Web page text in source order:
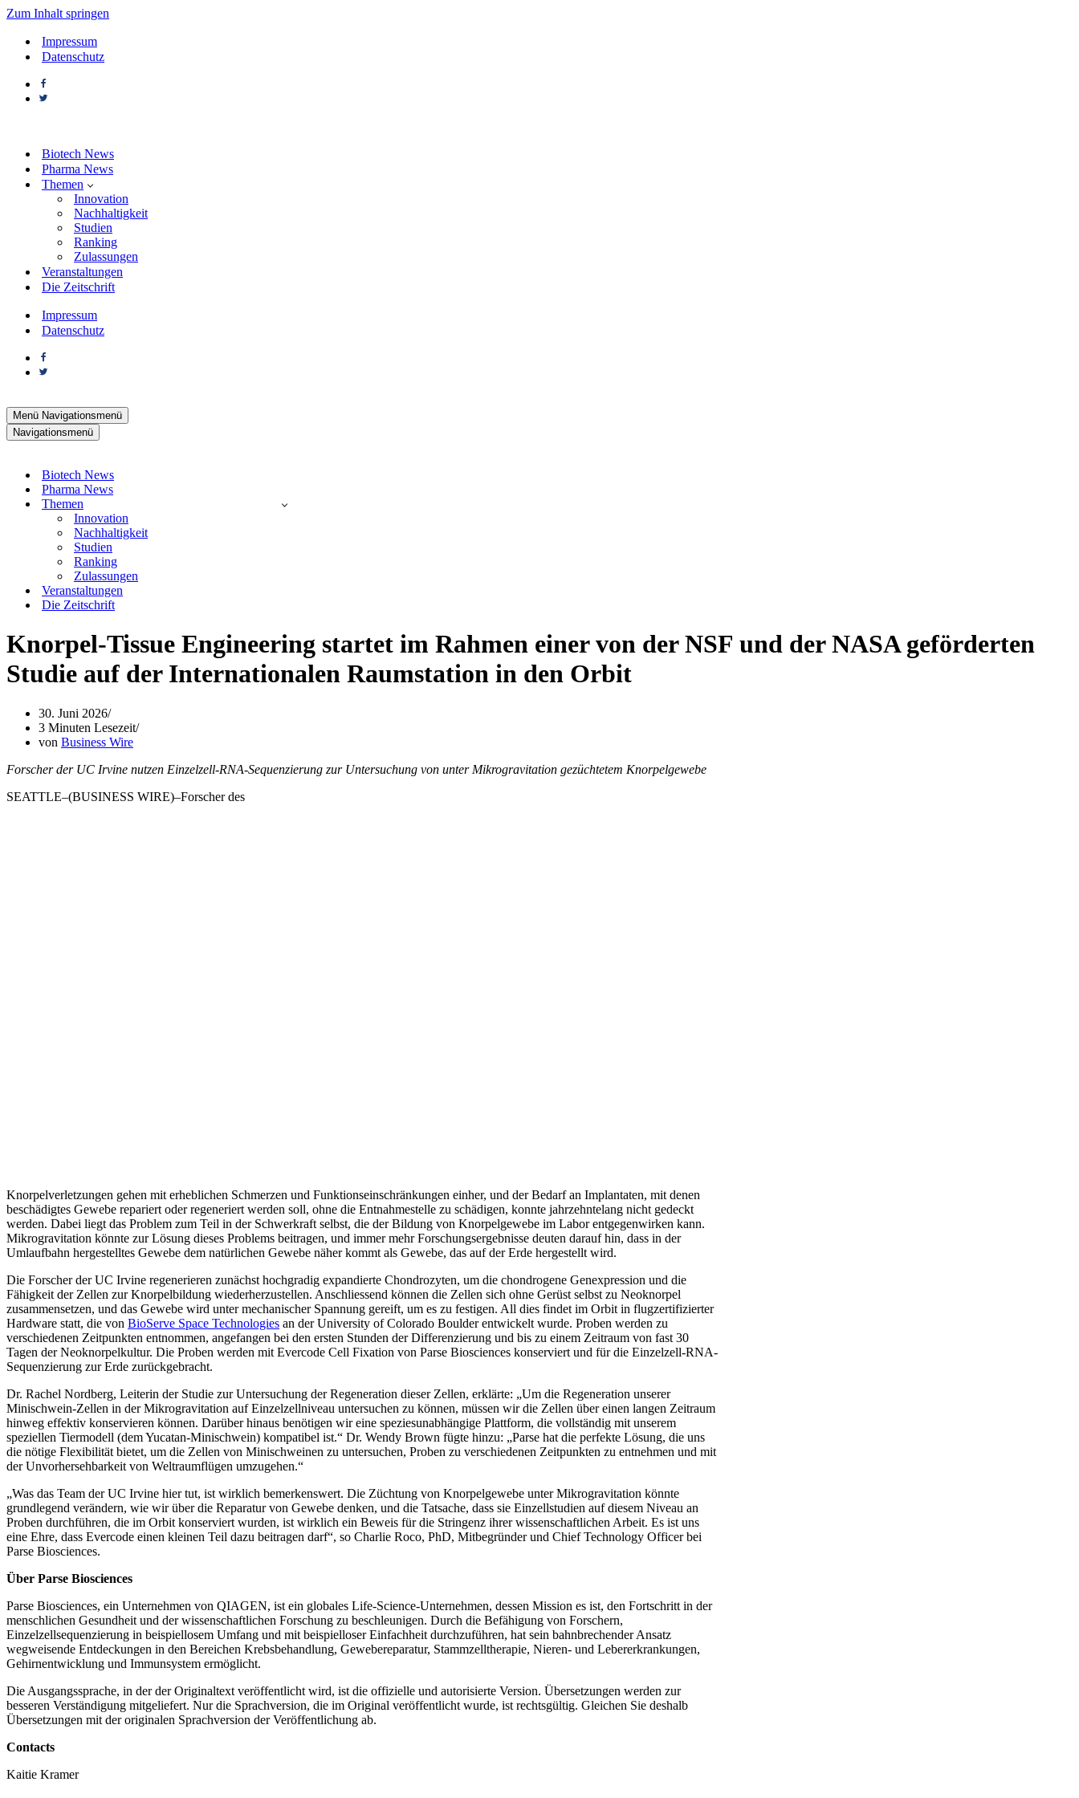
Zum Inhalt springen
Impressum
Datenschutz
Biotech News
Pharma News
Themen
Innovation
Nachhaltigkeit
Studien
Ranking
Zulassungen
Veranstaltungen
Die Zeitschrift
Impressum
Datenschutz
Menü Navigationsmenü
Navigationsmenü
Biotech News
Pharma News
Themen
Innovation
Nachhaltigkeit
Studien
Ranking
Zulassungen
Veranstaltungen
Die Zeitschrift
Knorpel-Tissue Engineering startet im Rahmen einer von der NSF und der NASA geförderten
Studie auf der Internationalen Raumstation in den Orbit
30. Juni 2026
3 Minuten Lesezeit
von Business Wire
Forscher der UC Irvine nutzen Einzelzell-RNA-Sequenzierung zur Untersuchung von unter Mikrogravitation gezüchtetem Knorpelgewebe
SEATTLE–(BUSINESS WIRE)–Forscher des
Knorpelverletzungen gehen mit erheblichen Schmerzen und Funktionseinschränkungen einher, und der Bedarf an Implantaten, mit denen
beschädigtes Gewebe repariert oder regeneriert werden soll, ohne die Entnahmestelle zu schädigen, konnte jahrzehntelang nicht gedeckt
werden. Dabei liegt das Problem zum Teil in der Schwerkraft selbst, die der Bildung von Knorpelgewebe im Labor entgegenwirken kann.
Mikrogravitation könnte zur Lösung dieses Problems beitragen, und immer mehr Forschungsergebnisse deuten darauf hin, dass in der
Umlaufbahn hergestelltes Gewebe dem natürlichen Gewebe näher kommt als Gewebe, das auf der Erde hergestellt wird.
Die Forscher der UC Irvine regenerieren zunächst hochgradig expandierte Chondrozyten, um die chondrogene Genexpression und die
Fähigkeit der Zellen zur Knorpelbildung wiederherzustellen. Anschliessend können die Zellen sich ohne Gerüst selbst zu Neoknorpel
zusammensetzen, und das Gewebe wird unter mechanischer Spannung gereift, um es zu festigen. All dies findet im Orbit in flugzertifizierter
Hardware statt, die von BioServe Space Technologies an der University of Colorado Boulder entwickelt wurde. Proben werden zu
verschiedenen Zeitpunkten entnommen, angefangen bei den ersten Stunden der Differenzierung und bis zu einem Zeitraum von fast 30
Tagen der Neoknorpelkultur. Die Proben werden mit Evercode Cell Fixation von Parse Biosciences konserviert und für die Einzelzell-RNA-
Sequenzierung zur Erde zurückgebracht.
Dr. Rachel Nordberg, Leiterin der Studie zur Untersuchung der Regeneration dieser Zellen, erklärte: „Um die Regeneration unserer
Minischwein-Zellen in der Mikrogravitation auf Einzelzellniveau untersuchen zu können, müssen wir die Zellen über einen langen Zeitraum
hinweg effektiv konservieren können. Darüber hinaus benötigen wir eine speziesunabhängige Plattform, die vollständig mit unserem
speziellen Tiermodell (dem Yucatan-Minischwein) kompatibel ist.“ Dr. Wendy Brown fügte hinzu: „Parse hat die perfekte Lösung, die uns
die nötige Flexibilität bietet, um die Zellen von Minischweinen zu untersuchen, Proben zu verschiedenen Zeitpunkten zu entnehmen und mit
der Unvorhersehbarkeit von Weltraumflügen umzugehen.“
„Was das Team der UC Irvine hier tut, ist wirklich bemerkenswert. Die Züchtung von Knorpelgewebe unter Mikrogravitation könnte
grundlegend verändern, wie wir über die Reparatur von Gewebe denken, und die Tatsache, dass sie Einzellstudien auf diesem Niveau an
Proben durchführen, die im Orbit konserviert wurden, ist wirklich ein Beweis für die Stringenz ihrer wissenschaftlichen Arbeit. Es ist uns
eine Ehre, dass Evercode einen kleinen Teil dazu beitragen darf“, so Charlie Roco, PhD, Mitbegründer und Chief Technology Officer bei
Parse Biosciences.
Über Parse Biosciences
Parse Biosciences, ein Unternehmen von QIAGEN, ist ein globales Life-Science-Unternehmen, dessen Mission es ist, den Fortschritt in der
menschlichen Gesundheit und der wissenschaftlichen Forschung zu beschleunigen. Durch die Befähigung von Forschern,
Einzelzellsequenzierung in beispiellosem Umfang und mit beispielloser Einfachheit durchzuführen, hat sein bahnbrechender Ansatz
wegweisende Entdeckungen in den Bereichen Krebsbehandlung, Gewebereparatur, Stammzelltherapie, Nieren- und Lebererkrankungen,
Gehirnentwicklung und Immunsystem ermöglicht.
Die Ausgangssprache, in der der Originaltext veröffentlicht wird, ist die offizielle und autorisierte Version. Übersetzungen werden zur
besseren Verständigung mitgeliefert. Nur die Sprachversion, die im Original veröffentlicht wurde, ist rechtsgültig. Gleichen Sie deshalb
Übersetzungen mit der originalen Sprachversion der Veröffentlichung ab.
Contacts
Kaitie Kramer